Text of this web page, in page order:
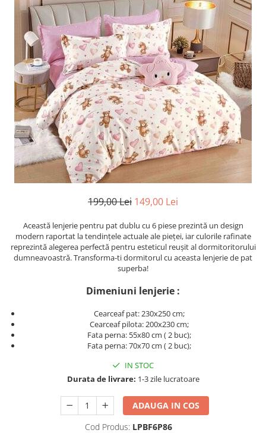
Cearceaf cu elastic
Cearceaf normal
Lenjerii De Pat Creponate
Lenjerii De Pat Bumbac Poplin 2
Persoane
Lenjerii De Pat Bumbac Poplin,
Matlasate, 2 Persoane
Lenjerii De Pat Bumbac Satinat 2
Persoane
Lenjerii De Pat Volanase
Lenjerii De Pat, Finet Premium 3D,
2 Persoane
Lenjerii De Pat Jacquard
Lenjerii De Pat Cocolino
Set Lenjerie De Pat Blana
Artificiala De Iepure, 6 Piese, 2
Piese, Cu Pilota Inclusa
Lenjerii De Pat Premium Collection
Set Lenjerie De Pat, 7 Piese, Cu
Pilota / Cuvertura Inclusa
Set Lenjerie De Pat Jacquard Regal,
Lenjerii De Pat, Finet Premium, 1
199,00 Lei 149,00 Lei
Această lenjerie pentru pat dublu cu 6 piese prezintă un design
modern raportat la tendințele actuale ale pieței, iar culorile rafinate
reprezintă alegerea perfectă pentru esteticul reușit al dormitoritorului
dumneavoastră. Transforma-ti dormitorul cu aceasta lenjerie de pat
superba!
Dimeniuni lenjerie :
Cearceaf pat: 230x250 cm;
Cearceaf pilota: 200x230 cm;
Fata perna: 55x80 cm ( 2 buc);
Fata perna: 70x70 cm ( 2 buc);
IN STOC
Durata de livrare: 1-3 zile lucratoare
ADAUGA IN COS
Cod Produs: LPBF6P86